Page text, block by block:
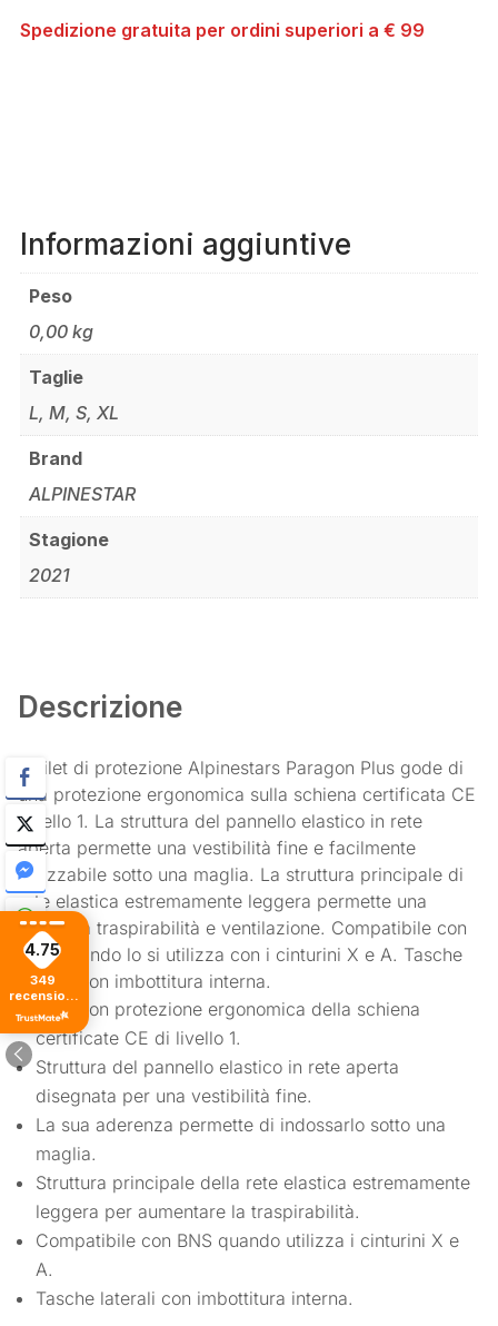
Spedizione gratuita per ordini superiori a € 99
Informazioni aggiuntive
Peso
0,00 kg
Taglie
L, M, S, XL
Brand
ALPINESTAR
Stagione
2021
Descrizione
Il gilet di protezione Alpinestars Paragon Plus gode di
una protezione ergonomica sulla schiena certificata CE
Livello 1. La struttura del pannello elastico in rete
aperta permette una vestibilità fine e facilmente
utilizzabile sotto una maglia. La struttura principale di
rete elastica estremamente leggera permette una
massima traspirabilità e ventilazione. Compatibile con
BNS quando lo si utilizza con i cinturini X e A. Tasche
laterali con imbottitura interna.
Gilet con protezione ergonomica della schiena
certificate CE di livello 1.
Struttura del pannello elastico in rete aperta
disegnata per una vestibilità fine.
La sua aderenza permette di indossarlo sotto una
maglia.
Struttura principale della rete elastica estremamente
leggera per aumentare la traspirabilità.
Compatibile con BNS quando utilizza i cinturini X e
A.
Tasche laterali con imbottitura interna.
4.75
349
recensioni
di tutti i
tempi